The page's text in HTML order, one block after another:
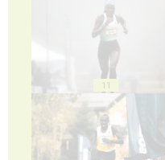
11